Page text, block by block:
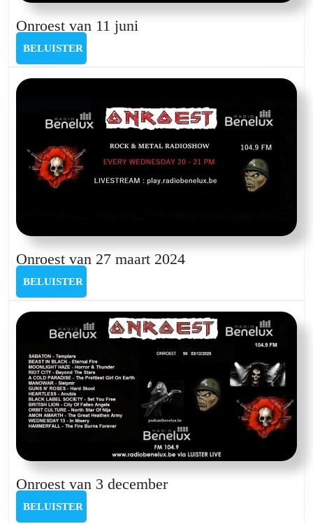
Onroest van 11 juni
juni
BELUISTER
Onroest van 27 maart 2024Onroest
maart
2024
BELUISTER
Onroest van 3 decemberOnroest
BELUISTER